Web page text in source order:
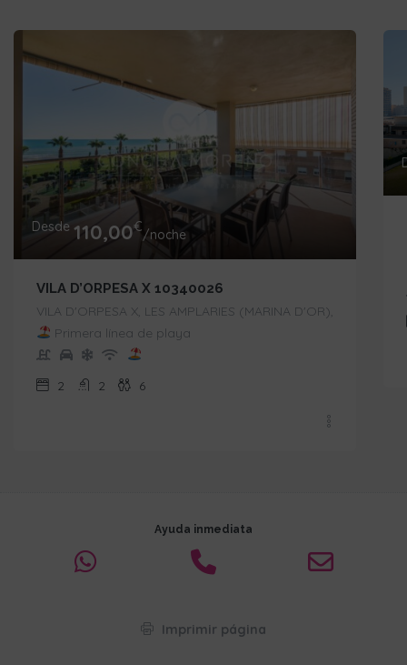
Desde 110,00€/noche
VILA D’ORPESA X 10340026
VILA D'ORPESA X, LES AMPLARIES (MARINA D'OR),
Primera línea de playa
2 2 6
Ayuda inmediata
Imprimir página